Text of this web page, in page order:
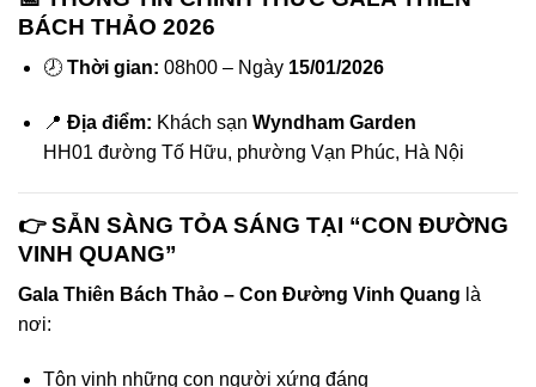
BÁCH THẢO 2026
🕗 Thời gian: 08h00 – Ngày 15/01/2026
📍 Địa điểm: Khách sạn Wyndham Garden
HH01 đường Tố Hữu, phường Vạn Phúc, Hà Nội
👉 SẴN SÀNG TỎA SÁNG TẠI “CON ĐƯỜNG
VINH QUANG”
Gala Thiên Bách Thảo – Con Đường Vinh Quang là
nơi:
Tôn vinh những con người xứng đáng